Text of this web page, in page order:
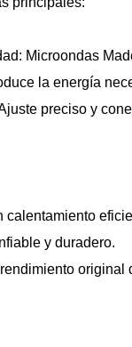
Microondas
la energía
preciso y
calentamiento
y duradero.
original